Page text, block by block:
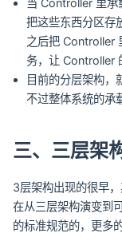
把这些东西分区存
之后把 Controller
务，让 Controller
目前的分层架构，
不过整体系统的承
三、三层架
3层架构出现的很早
在从三层架构演变到
的标准规范的，更多